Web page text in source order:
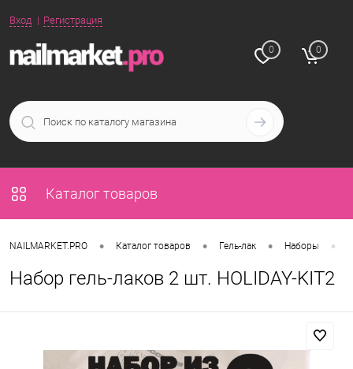
Вход Регистрация
0 0
Каталог товаров
NAILMARKET.PRO • Каталог товаров • Гель-лак • Наборы •
Набор гель-лаков 2 шт. HOLIDAY-KIT2